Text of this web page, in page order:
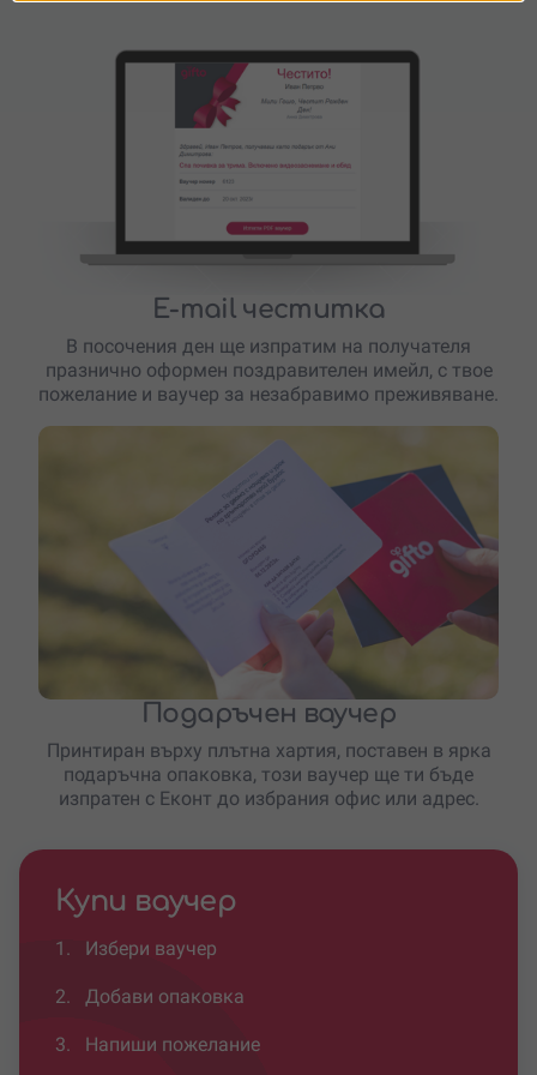
E-mail честитка
В посочения ден ще изпратим на получателя
празнично оформен поздравителен имейл, с твое
пожелание и ваучер за незабравимо преживяване.
Подаръчен ваучер
Принтиран върху плътна хартия, поставен в ярка
подаръчна опаковка, този ваучер ще ти бъде
изпратен с Еконт до избрания офис или адрес.
Купи ваучер
1. Избери ваучер
2. Добави опаковка
3. Напиши пожелание